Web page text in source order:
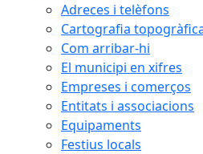
Adreces i telèfons
Cartografia
Com arribar-hi
El municipi en xifres
Empreses i comerços
Entitats i associacions
Equipaments
Festius locals